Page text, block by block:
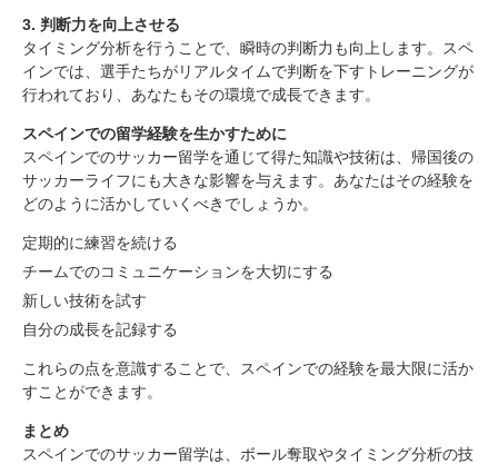
3. 判断力を向上させる
タイミング分析を行うことで、瞬時の判断力も向上します。スペ
インでは、選手たちがリアルタイムで判断を下すトレーニングが
行われており、あなたもその環境で成長できます。
スペインでの留学経験を生かすために
スペインでのサッカー留学を通じて得た知識や技術は、帰国後の
サッカーライフにも大きな影響を与えます。あなたはその経験を
どのように活かしていくべきでしょうか。
定期的に練習を続ける
チームでのコミュニケーションを大切にする
新しい技術を試す
自分の成長を記録する
これらの点を意識することで、スペインでの経験を最大限に活か
すことができます。
まとめ
スペインでのサッカー留学は、ボール奪取やタイミング分析の技